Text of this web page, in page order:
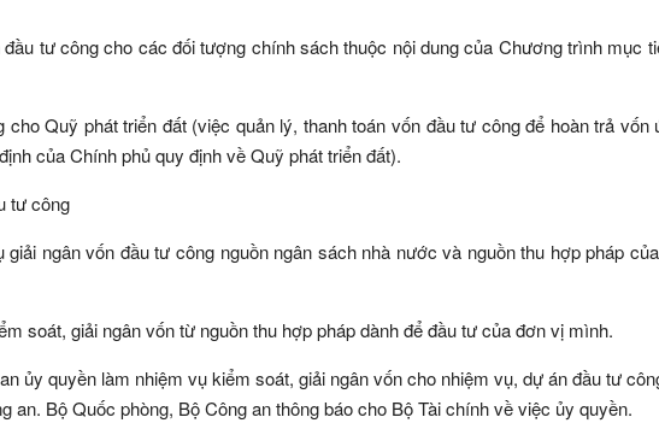
tư công cho các đối tượng chính sách thuộc nội dung của Chương trình mục
Quỹ phát triển đất (việc quản lý, thanh toán vốn đầu tư công để hoàn trả vốn
của Chính phủ quy định về Quỹ phát triển đất).
tư công
ngân vốn đầu tư công nguồn ngân sách nhà nước và nguồn thu hợp pháp
soát, giải ngân vốn từ nguồn thu hợp pháp dành để đầu tư của đơn vị mình.
ủy quyền làm nhiệm vụ kiểm soát, giải ngân vốn cho nhiệm vụ, dự án đầu tư
an. Bộ Quốc phòng, Bộ Công an thông báo cho Bộ Tài chính về việc ủy quyền.